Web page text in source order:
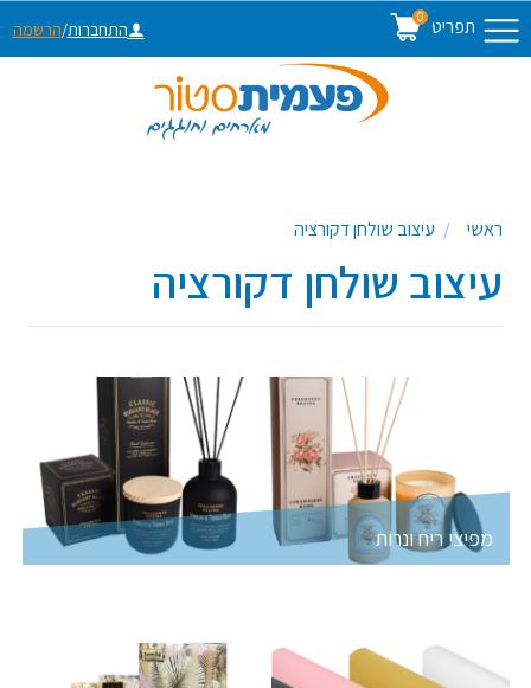
תפריט 0
התחברות/הרשמה
ראשי עיצוב שולחן דקורציה
עיצוב שולחן דקורציה
מפיצי ריח ונרות